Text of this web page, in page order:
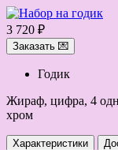
3 720 ₽
Заказать 💌
Годик
Жираф, цифра, 4
хром
Характеристики